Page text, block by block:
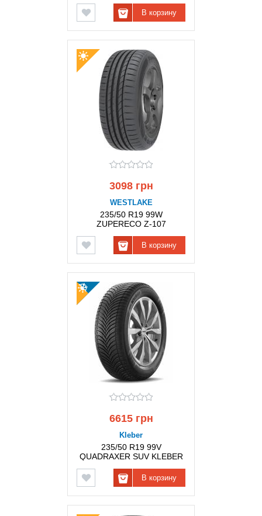
В корзину
3098 грн
WESTLAKE
235/50 R19 99W
ZUPERECO Z-107
В корзину
6615 грн
Kleber
235/50 R19 99V
QUADRAXER SUV KLEBER
В корзину